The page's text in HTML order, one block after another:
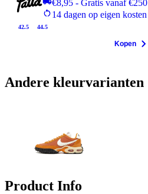
€8,95 - Gratis vanaf €250
14 dagen op eigen kosten
42.5 44.5
Kopen
Andere kleurvarianten
Product Info